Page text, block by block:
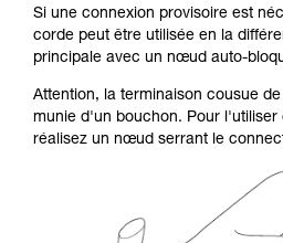
Si une connexion provisoire est
corde peut être utilisée en la
principale avec un nœud auto-
Attention, la terminaison cousue
munie d'un bouchon. Pour l'utiliser
réalisez un nœud serrant le